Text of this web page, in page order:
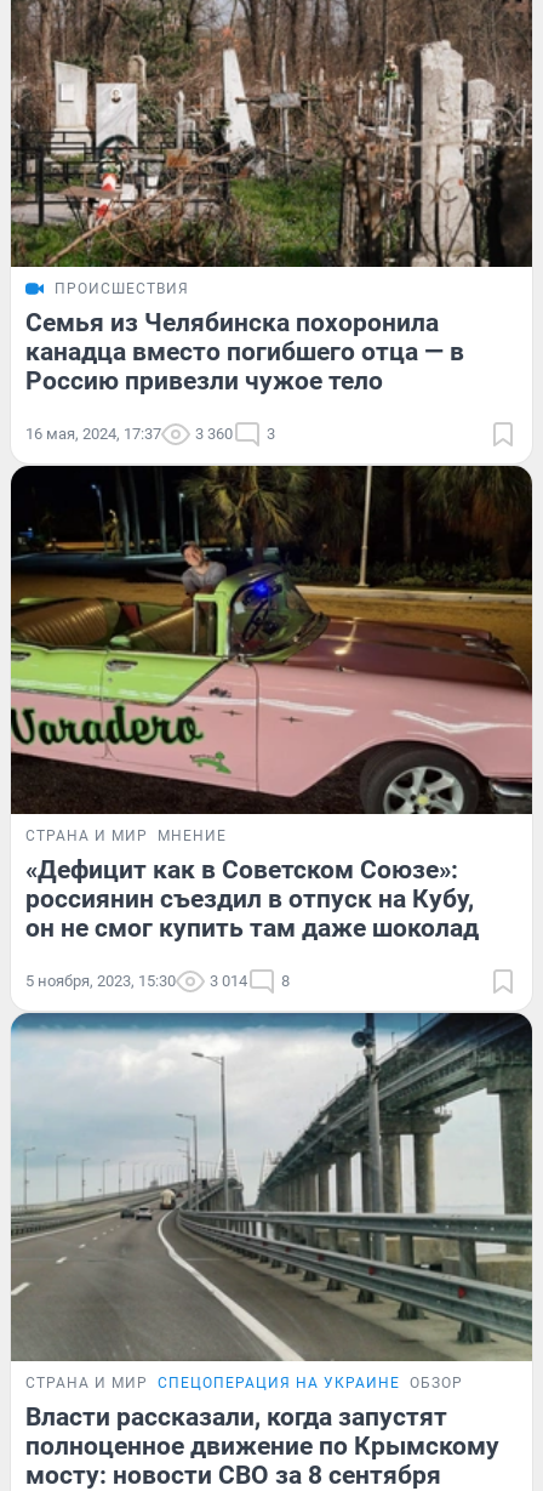
ПРОИСШЕСТВИЯ
Семья из Челябинска похоронила
канадца вместо погибшего отца — в
Россию привезли чужое тело
16 мая, 2024, 17:37 3 360 3
СТРАНА И МИР МНЕНИЕ
«Дефицит как в Советском Союзе»:
россиянин съездил в отпуск на Кубу,
он не смог купить там даже шоколад
5 ноября, 2023, 15:30 3 014 8
СТРАНА И МИР СПЕЦОПЕРАЦИЯ НА УКРАИНЕ ОБЗОР
Власти рассказали, когда запустят
полноценное движение по Крымскому
мосту: новости СВО за 8 сентября